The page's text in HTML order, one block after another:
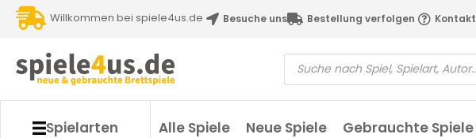
Willkommen bei spiele4us.de Besuche uns Bestellung verfolgen Kontakt
Spielarten Alle Spiele Neue Spiele Gebrauchte Spiele